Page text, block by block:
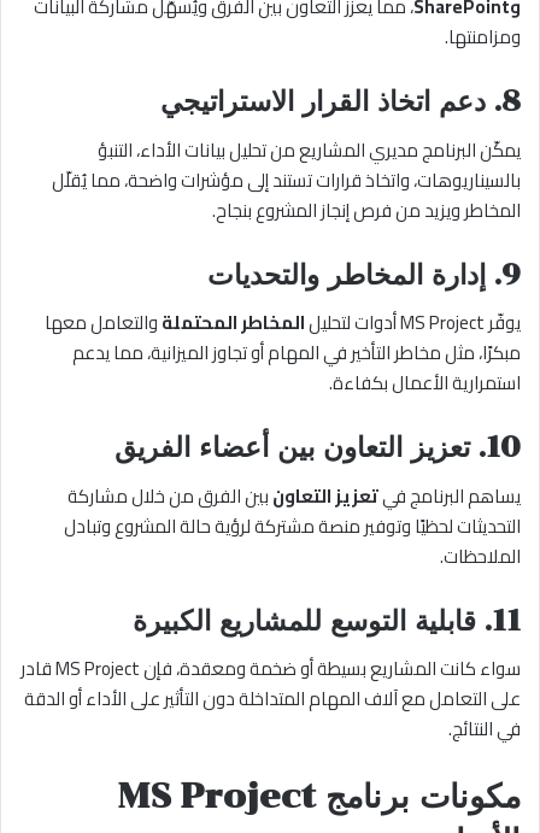
ومزامنتها.
8. دعم اتخاذ القرار الاستراتيجي
يمكّن البرنامج مديري المشاريع من تحليل بيانات الأداء، التنبؤ
بالسيناريوهات، واتخاذ قرارات تستند إلى مؤشرات واضحة، مما يُقلّل
المخاطر ويزيد من فرص إنجاز المشروع بنجاح.
9. إدارة المخاطر والتحديات
يوفّر MS Project أدوات لتحليل المخاطر المحتملةوالتعامل معها
مبكرًا، مثل مخاطر التأخير في المهام أو تجاوز الميزانية، مما يدعم
استمرارية الأعمال بكفاءة.
10. تعزيز التعاون بين أعضاء الفريق
يساهم البرنامج فيتعزيز التعاونبين الفرق من خلال مشاركة
التحديثات لحظيًا وتوفير منصة مشتركة لرؤية حالة المشروع وتبادل
الملاحظات.
11. قابلية التوسع للمشاريع الكبيرة
سواء كانت المشاريع بسيطة أو ضخمة ومعقدة، فإن MS Project قادر
على التعامل مع آلاف المهام المتداخلة دون التأثير على الأداء أو الدقة
في النتائج.
مكونات برنامج MS Project